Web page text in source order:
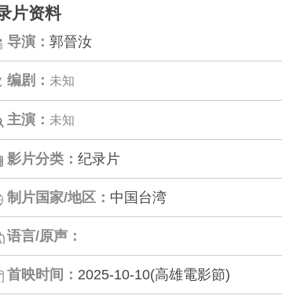
片资料
导演： 郭晉汝
编剧： 未知
主演： 未知
影片分类： 纪录片
制片国家/地区： 中国台湾
语言/原声：
首映时间： 2025-10-10(高雄電影節)